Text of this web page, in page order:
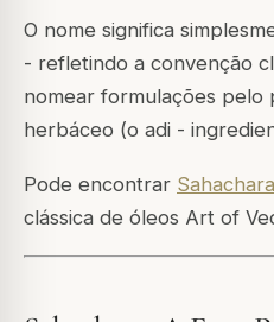
O nome significa
- refletindo a convenção
nomear formulações pelo
herbáceo (o adi -
Pode encontrar
clássica de óleos Art of